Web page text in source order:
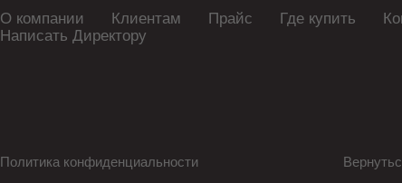
О компании Клиентам Прайс Где купить
Написать Директору
Политика конфиденциальности